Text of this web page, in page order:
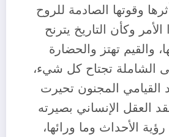
وقوتها الصادمة للروح
وكأن التاريخ يترنح
والقيم تهتز والحضارة
الشاملة تجتاح كل شيء،
القيامي المجنون تحيرت
العقل الإنساني بصيرته
الأحداث وما ورائها،